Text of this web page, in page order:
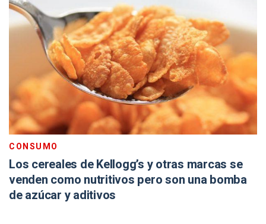
CONSUMO
Los cereales de Kellogg’s y otras marcas se
venden como nutritivos pero son una bomba
de azúcar y aditivos